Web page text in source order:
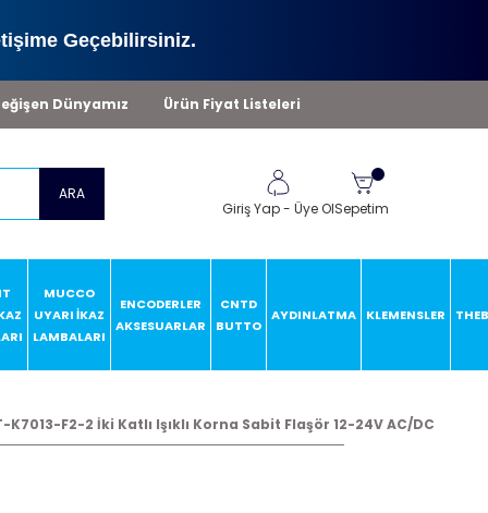
Geçebilirsiniz.
Dünyamız Ürün Fiyat Listeleri
ARA
Giriş Yap- Üye OlSepetim
MUCCO
UYARI İKAZ
LAMBALARI
ENCODERLER
AKSESUARLAR
CNTD
BUTTO
AYDINLATMA KLEMENSLER
K7013-F2-2 İki Katlı Işıklı Korna Sabit Flaşör 12-24V AC/DC